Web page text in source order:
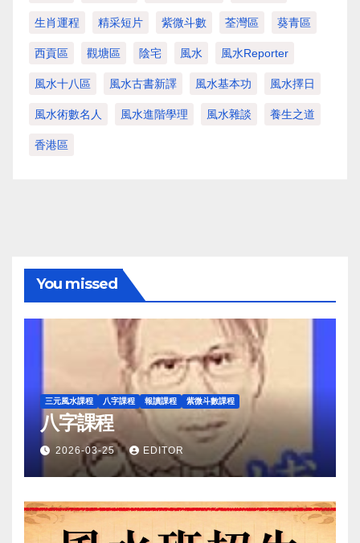
生肖運程 精采短片 紫微斗數 荃灣區 葵青區
西貢區 觀塘區 陰宅 風水 風水Reporter
風水十八區 風水古書新譯 風水基本功 風水擇日
風水術數名人 風水進階學理 風水雜談 養生之道
香港區
You missed
三元風水課程 八字課程 報讀課程 紫微斗數課程
八字課程
2026-03-25 EDITOR